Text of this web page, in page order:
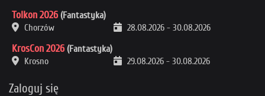
Tolkon 2026 (Fantastyka)
Chorzów
28.08.2026 - 30.08.2026
KrosCon 2026 (Fantastyka)
Krosno
29.08.2026 - 30.08.2026
Zaloguj się